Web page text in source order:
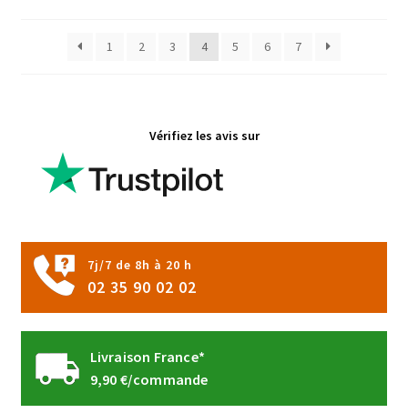
choisies
1 2 3 4 5 6 7
Vérifiez les avis sur
7j/7 de 8h à 20 h
02 35 90 02 02
Livraison France*
9,90 €/commande